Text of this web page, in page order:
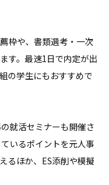
枠や、書類選考・一次
す。最速1日で内定が出
の学生にもおすすめで
就活セミナーも開催さ
いるポイントを元人事
るほか、ES添削や模擬